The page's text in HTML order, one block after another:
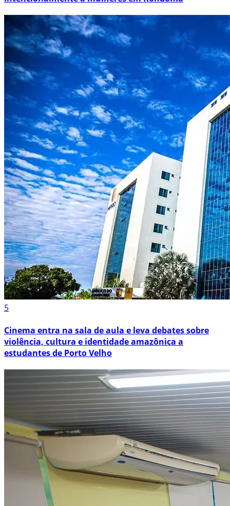
5
Cinema entra na sala de aula e leva debates sobre
violência, cultura e identidade amazônica a
estudantes de Porto Velho